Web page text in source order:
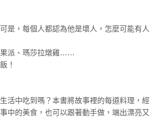
是，每個人都認為他是壞人，怎麼可能有人
果派、瑪莎拉燉雞……
！
活中吃到嗎？本書將故事裡的每道料理，經
中的美食，也可以跟著動手做，端出漂亮又